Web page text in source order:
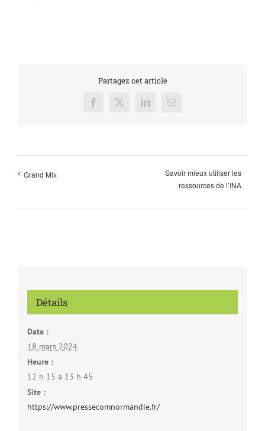
Partagez cet article
Facebook
X LinkedInEmail
Grand Mix
Savoir mieux utiliser les
ressources de l’INA
Détails
Date :
18 mars 2024
Heure :
12 h 15 à 13 h 45
Site :
https://www.pressecomnormandie.fr/